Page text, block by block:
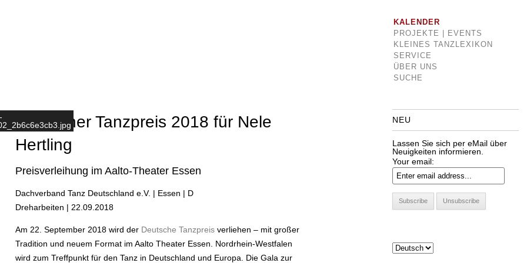
KALENDER
PROJEKTE | EVENTS
KLEINES TANZLEXIKON
SERVICE
ÜBER UNS
SUCHE
Deutscher Tanzpreis 2018 für Nele
Hertling
Preisverleihung im Aalto-Theater Essen
Dachverband Tanz Deutschland e.V. | Essen | D
Dreharbeiten | 22.09.2018
Am 22. September 2018 wird der Deutsche Tanzpreis verliehen – mit großer
Tradition und neuem Format im Aalto Theater Essen. Nordrhein-Westfalen
wird zum Treffpunkt für den Tanz in Deutschland und Europa. Die Gala zur
NEU
Lassen Sie sich per eMail über
Neuigkeiten informieren.
Your email: